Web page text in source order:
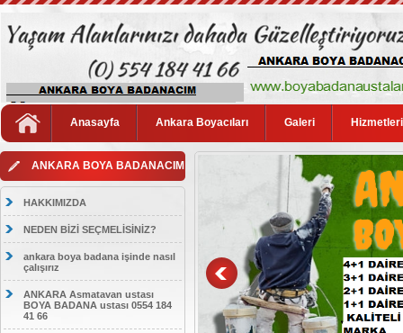
Anasayfa Ankara Boyacıları Galeri
ANKARA BOYA BADANACIM
HAKKIMIZDA
NEDEN BİZİ SEÇMELİSİNİZ?
ankara boya badana işinde nasıl
çalışırız
ANKARA Asmatavan ustası
BOYA BADANA ustası 0554 184
41 66